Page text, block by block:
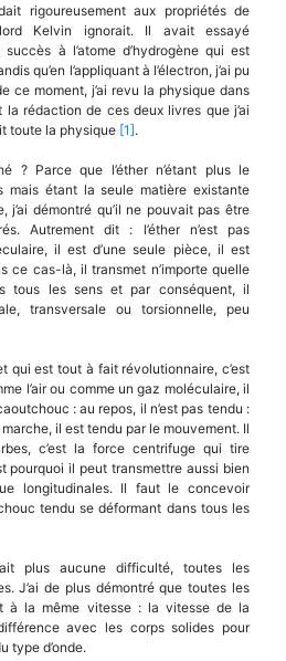
rigoureusement aux propriétés de
Kelvin ignorait. Il avait essayé
à l’atome d’hydrogène qui est
qu’en l’appliquant à l’électron, j’ai pu
ce moment, j’ai revu la physique dans
rédaction de ces deux livres que j’ai
toute la physique [1].
? Parce que l’éther n’étant plus le
mais étant la seule matière existante
j’ai démontré qu’il ne pouvait pas être
Autrement dit : l’éther n’est pas
il est d’une seule pièce, il est
ce cas-là, il transmet n’importe quelle
tous les sens et par conséquent, il
transversale ou torsionnelle, peu
qui est tout à fait révolutionnaire, c’est
l’air ou comme un gaz moléculaire, il
: au repos, il n’est pas tendu :
il est tendu par le mouvement. Il
c’est la force centrifuge qui tire
pourquoi il peut transmettre aussi bien
longitudinales. Il faut le concevoir
tendu se déformant dans tous les
plus aucune difficulté, toutes les
J’ai de plus démontré que toutes les
à la même vitesse : la vitesse de la
avec les corps solides pour
type d’onde.